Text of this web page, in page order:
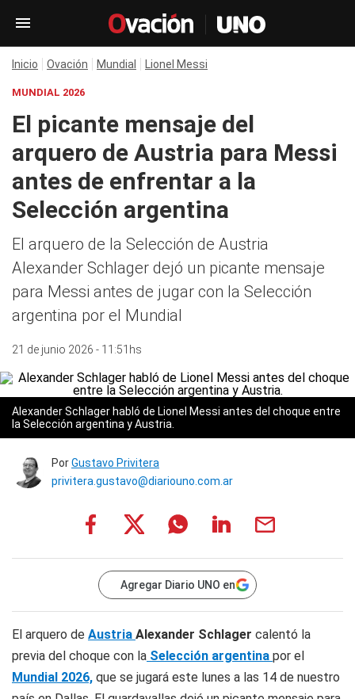
Inicio Ovación Mundial Lionel Messi
MUNDIAL 2026
El picante mensaje del
arquero de Austria para Messi
antes de enfrentar a la
Selección argentina
El arquero de la Selección de Austria
Alexander Schlager dejó un picante mensaje
para Messi antes de jugar con la Selección
argentina por el Mundial
21 de junio 2026 - 11:51hs
Alexander Schlager habló de Lionel Messi antes del choque entre
la Selección argentina y Austria.
PorGustavo Privitera
privitera.gustavo@diariouno.com.ar
Agregar Diario UNO en
El arquero de Austria Alexander Schlager calentó la
previa del choque con la Selección argentina por el
Mundial 2026, que se jugará este lunes a las 14 de nuestro